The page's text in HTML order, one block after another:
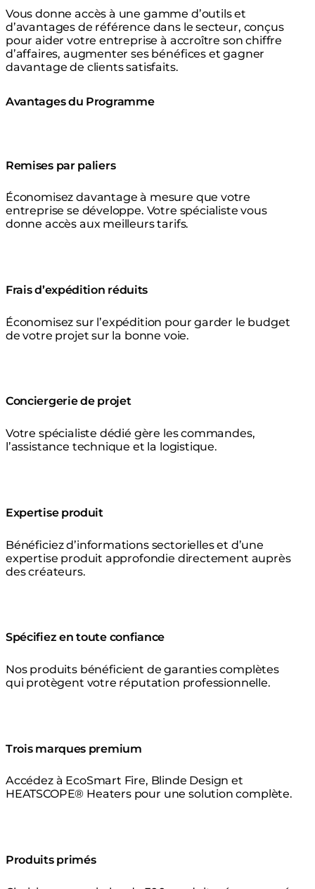
Vous donne accès à une gamme d’outils et
d’avantages de référence dans le secteur, conçus
pour aider votre entreprise à accroître son chiffre
d’affaires, augmenter ses bénéfices et gagner
davantage de clients satisfaits.
Avantages du Programme
Remises par paliers
Économisez davantage à mesure que votre
entreprise se développe. Votre spécialiste vous
donne accès aux meilleurs tarifs.
Frais d’expédition réduits
Économisez sur l’expédition pour garder le budget
de votre projet sur la bonne voie.
Conciergerie de projet
Votre spécialiste dédié gère les commandes,
l’assistance technique et la logistique.
Expertise produit
Bénéficiez d’informations sectorielles et d’une
expertise produit approfondie directement auprès
des créateurs.
Spécifiez en toute confiance
Nos produits bénéficient de garanties complètes
qui protègent votre réputation professionnelle.
Trois marques premium
Accédez à EcoSmart Fire, Blinde Design et
HEATSCOPE® Heaters pour une solution complète.
Produits primés